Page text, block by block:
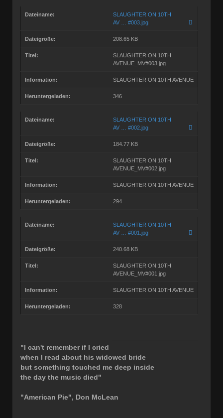
Dateiname:
SLAUGHTER ON 10TH
AV … #003.jpg
Dateigröße: 208.65 KB
Titel:
SLAUGHTER ON 10TH
AVENUE_MV#003.jpg
Information: SLAUGHTER ON 10TH AVENUE
Heruntergeladen: 346
Dateiname:
SLAUGHTER ON 10TH
AV … #002.jpg
Dateigröße: 184.77 KB
Titel:
SLAUGHTER ON 10TH
AVENUE_MV#002.jpg
Information: SLAUGHTER ON 10TH AVENUE
Heruntergeladen: 294
Dateiname:
SLAUGHTER ON 10TH
AV … #001.jpg
Dateigröße: 240.68 KB
Titel:
SLAUGHTER ON 10TH
AVENUE_MV#001.jpg
Information: SLAUGHTER ON 10TH AVENUE
Heruntergeladen: 328
"I can't remember if I cried
when I read about his widowed bride
but something touched me deep inside
the day the music died"
"American Pie", Don McLean